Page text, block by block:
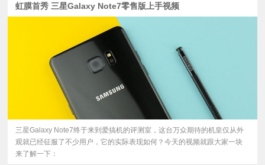
虹膜首秀 三星Galaxy Note7零售版上手视频
三星Galaxy Note7终于来到爱搞机的评测室，这台万众期待的机皇仅从外
观就已经征服了不少用户，它的实际表现如何？今天的视频就跟大家一块
来了解一下：